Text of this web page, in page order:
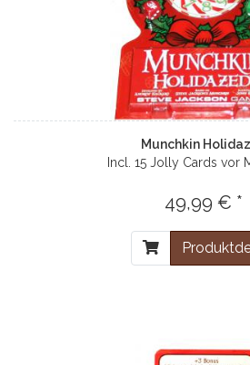
Munchkin
Incl. 15 Jolly Cards vor
49,99 € *